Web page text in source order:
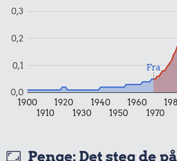
1900
1910
1920
1930
1940
1950
1960
1970
0,0
0,1
0,2
0,3
Fra
Penge: Det steg de